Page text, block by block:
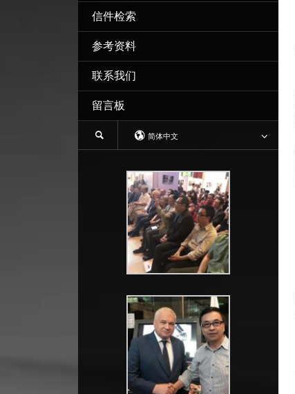
信件检索
参考资料
联系我们
留言板
简体中文